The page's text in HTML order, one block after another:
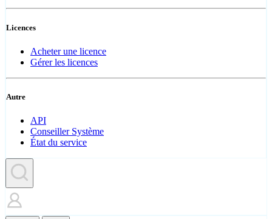
Licences
Acheter une licence
Gérer les licences
Autre
API
Conseiller Système
État du service